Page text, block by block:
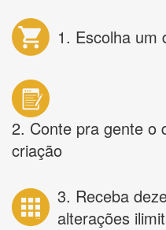
1. Escolha um
2. Conte pra gente o
criação
3. Receba
alterações